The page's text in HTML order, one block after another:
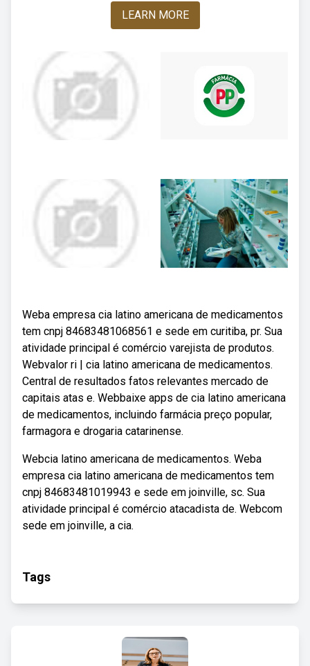
LEARN MORE
Weba empresa cia latino americana de medicamentos
tem cnpj 84683481068561 e sede em curitiba, pr. Sua
atividade principal é comércio varejista de produtos.
Webvalor ri | cia latino americana de medicamentos.
Central de resultados fatos relevantes mercado de
capitais atas e. Web‎baixe apps de cia latino americana
de medicamentos, incluindo farmácia preço popular,
farmagora e drogaria catarinense.
Webcia latino americana de medicamentos. Weba
empresa cia latino americana de medicamentos tem
cnpj 84683481019943 e sede em joinville, sc. Sua
atividade principal é comércio atacadista de. Webcom
sede em joinville, a cia.
Tags